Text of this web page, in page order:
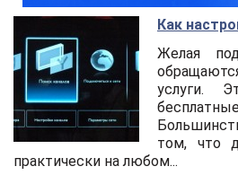
Как
Желая
услуги.
том, что
практически на любом...